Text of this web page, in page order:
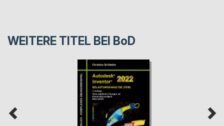
WEITERE TITEL BEI BoD